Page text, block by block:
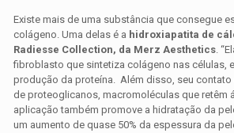
Existe mais de uma substância que consegue
colágeno. Uma delas é a hidroxiapatita de
Radiesse Collection, da Merz Aesthetics.
fibroblasto que sintetiza colágeno nas células,
produção da proteína. Além disso, seu contato
de proteoglicanos, macromoléculas que retêm
aplicação também promove a hidratação da
um aumento de quase 50% da espessura da